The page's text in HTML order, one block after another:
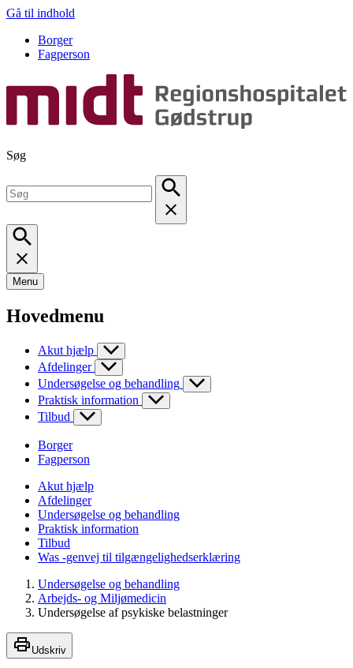
Gå til indhold
Borger
Fagperson
Søg
Menu
Hovedmenu
Akut hjælp
Afdelinger
Undersøgelse og behandling
Praktisk information
Tilbud
Borger
Fagperson
Akut hjælp
Afdelinger
Undersøgelse og behandling
Praktisk information
Tilbud
Was -genvej til tilgængelighedserklæring
Undersøgelse og behandling
Arbejds- og Miljømedicin
Undersøgelse af psykiske belastninger
Udskriv